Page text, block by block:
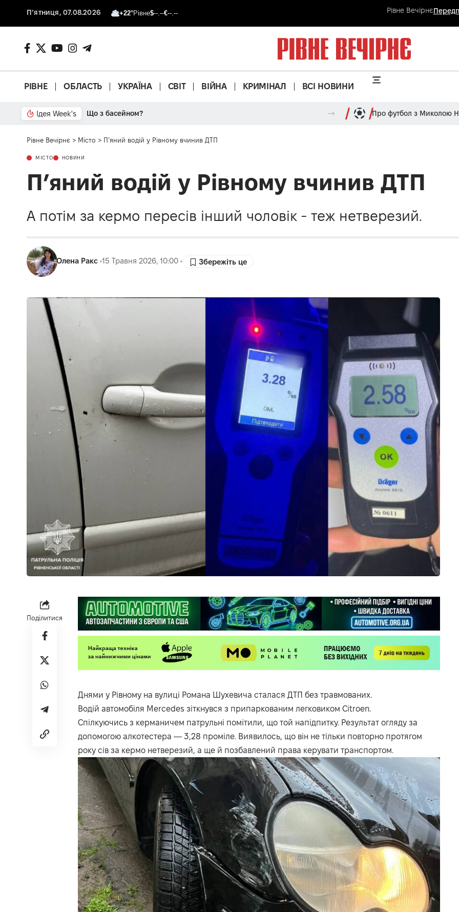
П’ятниця, 07.08.2026 +22°Рівне$--.--€--.-- Рівне Вечірнє
РІВНЕ ОБЛАСТЬ УКРАЇНА СВІТ ВІЙНА КРИМІНАЛ ВСІ НОВИНИ
Ідея Week's Від паркану до картонки Про футбол з Миколою
Рівне Вечірнє > Місто > П’яний водій у Рівному вчинив ДТП
МІСТО НОВИНИ
П’яний водій у Рівному вчинив ДТП
А потім за кермо пересів інший чоловік - теж нетверезий.
Олена Ракс 15 Травня 2026, 10:00
Поділитися
Днями у Рівному на вулиці Романа Шухевича сталася ДТП без травмованих.
Водій автомобіля Mercedes зіткнувся з припаркованим легковиком Citroen.
Спілкуючись з керманичем патрульні помітили, що той напідпитку. Результат огляду за
допомогою алкотестера — 3,28 проміле. Виявилось, що він не тільки повторно протягом
року сів за кермо нетверезий, а ще й позбавлений права керувати транспортом.